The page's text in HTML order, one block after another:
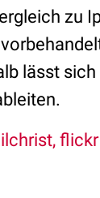
zu
lässt
flickr